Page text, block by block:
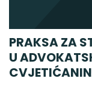
PRAKSA ZA
U